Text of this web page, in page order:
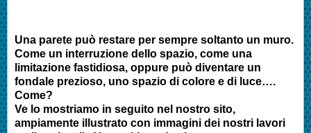
Una parete può restare per sempre soltanto un muro.
Come un interruzione dello spazio, come una
limitazione fastidiosa, oppure può diventare un
fondale prezioso, uno spazio di colore e di luce….
Come?
Ve lo mostriamo in seguito nel nostro sito,
ampiamente illustrato con immagini dei nostri lavori